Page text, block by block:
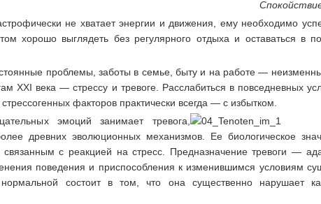
не хватает энергии и движения, ему необходимо
хорошо выглядеть без регулярного отдыха и оставаться в
проблемы, заботы в семье, быту и на работе —
XXI века — стрессу и тревоге. Расслабиться в повседневных
факторов практически всегда — с избытком.
эмоций занимает тревога,
древних эволюционных механизмов. Ее биологическое
с реакцией на стресс. Предназначение тревоги —
поведения и приспособления к изменившимся условиям
нормальной состоит в том, что она существенно нарушает